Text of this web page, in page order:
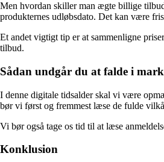
Men hvordan skiller man ægte billige
produkternes udløbsdato. Det kan være
Et andet vigtigt tip er at sammenligne
tilbud.
Sådan undgår du at falde i
I denne digitale tidsalder skal vi være
bør vi først og fremmest læse de fulde
Vi bør også tage os tid til at læse
Konklusion